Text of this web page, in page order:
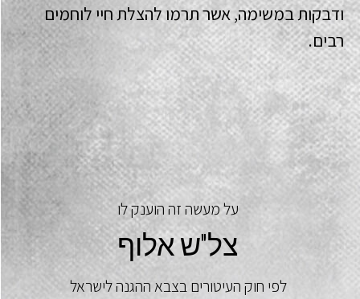
ודבקות במשימה, אשר תרמו להצלת חיי לוחמים
רבים.
על מעשה זה הוענק לו
צל"ש אלוף
לפי חוק העיטורים בצבא ההגנה לישראל